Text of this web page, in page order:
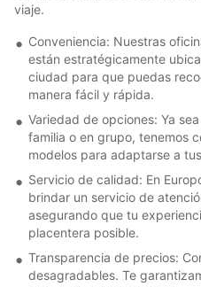
viaje.
Conveniencia: Nuestras
están estratégicamente
ciudad para que puedas
manera fácil y rápida.
Variedad de opciones: Ya
familia o en grupo, tenemos
modelos para adaptarse a
Servicio de calidad: En
brindar un servicio de
asegurando que tu
placentera posible.
Transparencia de precios:
desagradables. Te